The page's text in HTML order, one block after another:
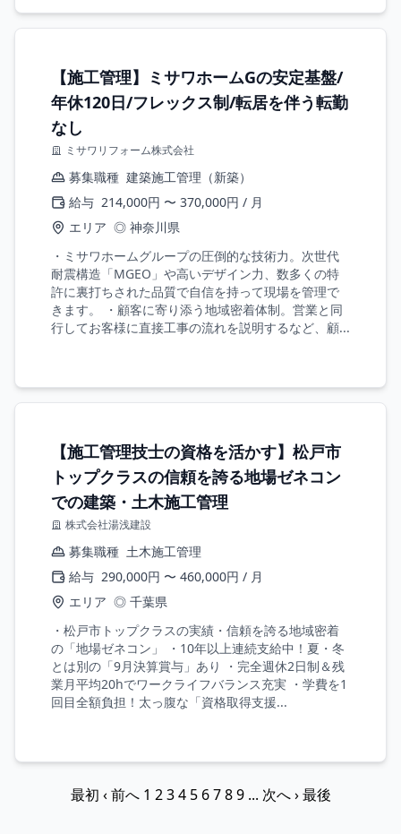
【施工管理】ミサワホームGの安定基盤/
年休120日/フレックス制/転居を伴う転勤
なし
ミサワリフォーム株式会社
募集職種 建築施工管理（新築）
給与 214,000円 〜 370,000円 / 月
エリア ◎ 神奈川県
・ミサワホームグループの圧倒的な技術力。次世代
耐震構造「MGEO」や高いデザイン力、数多くの特
許に裏打ちされた品質で自信を持って現場を管理で
きます。 ・顧客に寄り添う地域密着体制。営業と同
行してお客様に直接工事の流れを説明するなど、顧...
【施工管理技士の資格を活かす】松戸市
トップクラスの信頼を誇る地場ゼネコン
での建築・土木施工管理
株式会社湯浅建設
募集職種 土木施工管理
給与 290,000円 〜 460,000円 / 月
エリア ◎ 千葉県
・松戸市トップクラスの実績・信頼を誇る地域密着
の「地場ゼネコン」 ・10年以上連続支給中！夏・冬
とは別の「9月決算賞与」あり ・完全週休2日制＆残
業月平均20hでワークライフバランス充実 ・学費を1
回目全額負担！太っ腹な「資格取得支援...
最初 ‹ 前へ 1 2 3 4 5 6 7 8 9 ... 次へ › 最後